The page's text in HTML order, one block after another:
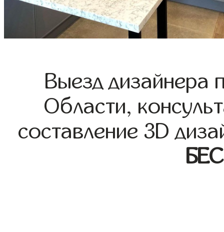
Выезд дизайнера
Области,
составление 3D